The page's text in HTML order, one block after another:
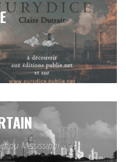
du Mississippi